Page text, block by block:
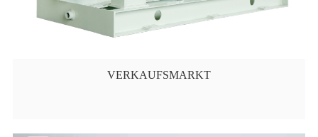
VERKAUFSMARKT